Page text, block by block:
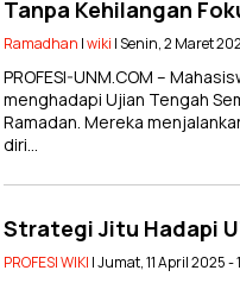
Tanpa Kehilangan
Ramadhan |wiki | Senin, 2 Maret
PROFESI-UNM.COM –
menghadapi Ujian Tengah
Ramadan. Mereka
diri…
Strategi Jitu Hadapi
PROFESI WIKI | Jumat, 11 April 2025 -